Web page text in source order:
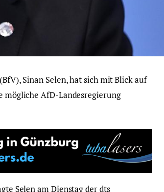
Sinan Selen, hat sich mit Blick auf
mögliche AfD-Landesregierung
Selen am Dienstag der dts